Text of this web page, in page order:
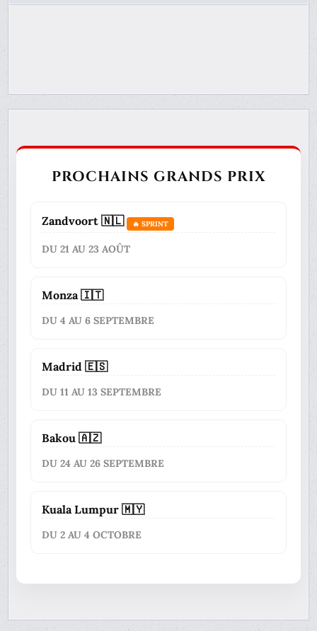
PROCHAINS GRANDS PRIX
Zandvoort 🇳🇱 🔥 SPRINT
DU 21 AU 23 AOÛT
Monza 🇮🇹
DU 4 AU 6 SEPTEMBRE
Madrid 🇪🇸
DU 11 AU 13 SEPTEMBRE
Bakou 🇦🇿
DU 24 AU 26 SEPTEMBRE
Kuala Lumpur 🇲🇾
DU 2 AU 4 OCTOBRE